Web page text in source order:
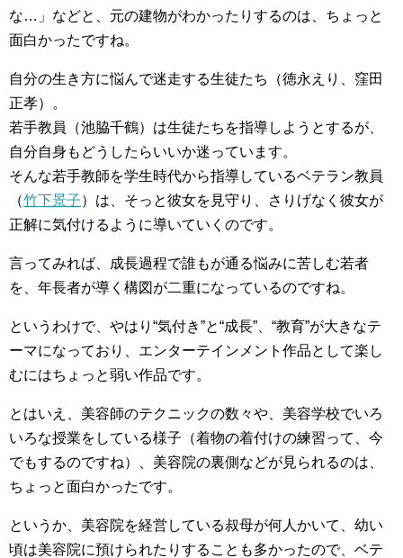
な…」などと、元の建物がわかったりするのは、ちょっと
面白かったですね。
自分の生き方に悩んで迷走する生徒たち（徳永えり、窪田
正孝）。
若手教員（池脇千鶴）は生徒たちを指導しようとするが、
自分自身もどうしたらいいか迷っています。
そんな若手教師を学生時代から指導しているベテラン教員
（竹下景子）は、そっと彼女を見守り、さりげなく彼女が
正解に気付けるように導いていくのです。
言ってみれば、成長過程で誰もが通る悩みに苦しむ若者
を、年長者が導く構図が二重になっているのですね。
というわけで、やはり“気付き”と“成長”、“教育”が大きなテ
ーマになっており、エンターテインメント作品として楽し
むにはちょっと弱い作品です。
とはいえ、美容師のテクニックの数々や、美容学校でいろ
いろな授業をしている様子（着物の着付けの練習って、今
でもするのですね）、美容院の裏側などが見られるのは、
ちょっと面白かったです。
というか、美容院を経営している叔母が何人かいて、幼い
頃は美容院に預けられたりすることも多かったので、ベテ